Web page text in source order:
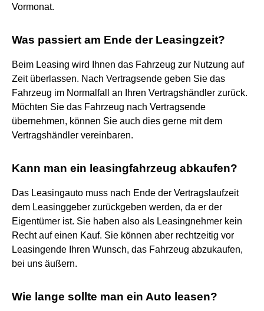
Vormonat.
Was passiert am Ende der Leasingzeit?
Beim Leasing wird Ihnen das Fahrzeug zur Nutzung auf
Zeit überlassen. Nach Vertragsende geben Sie das
Fahrzeug im Normalfall an Ihren Vertragshändler zurück.
Möchten Sie das Fahrzeug nach Vertragsende
übernehmen, können Sie auch dies gerne mit dem
Vertragshändler vereinbaren.
Kann man ein leasingfahrzeug abkaufen?
Das Leasingauto muss nach Ende der Vertragslaufzeit
dem Leasinggeber zurückgeben werden, da er der
Eigentümer ist. Sie haben also als Leasingnehmer kein
Recht auf einen Kauf. Sie können aber rechtzeitig vor
Leasingende Ihren Wunsch, das Fahrzeug abzukaufen,
bei uns äußern.
Wie lange sollte man ein Auto leasen?